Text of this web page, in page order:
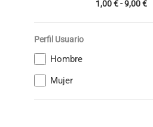
1,00 € - 9,00 €
Perfil Usuario
Hombre
Mujer